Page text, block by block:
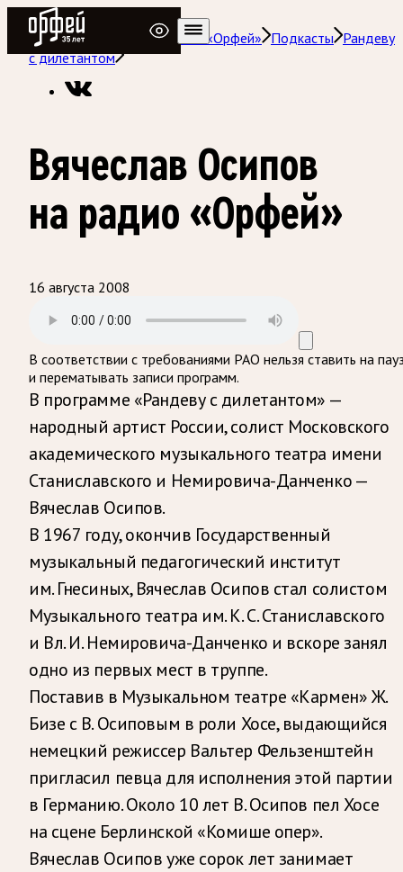
Радио Орфей
Радио классической музыки «Орфей» Подкасты Рандеву
с дилетантом
Вячеслав Осипов
на радио «Орфей»
16 августа 2008
В соответствии с требованиями РАО нельзя ставить на
и перематывать записи программ.
В программе «Рандеву с дилетантом» —
народный артист России, солист Московского
академического музыкального театра имени
Станиславского и Немировича-Данченко —
Вячеслав Осипов.
В 1967 году, окончив Государственный
музыкальный педагогический институт
им. Гнесиных, Вячеслав Осипов стал солистом
Музыкального театра им. К. С. Станиславского
и Вл. И. Немировича-Данченко и вскоре занял
одно из первых мест в труппе.
Поставив в Музыкальном театре «Кармен» Ж.
Бизе с В. Осиповым в роли Хосе, выдающийся
немецкий режиссер Вальтер Фельзенштейн
пригласил певца для исполнения этой партии
в Германию. Около 10 лет В. Осипов пел Хосе
на сцене Берлинской «Комише опер».
Вячеслав Осипов уже сорок лет занимает